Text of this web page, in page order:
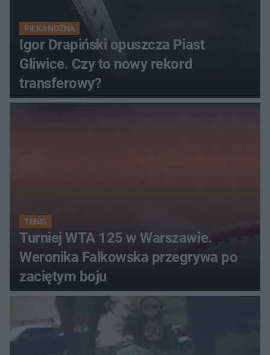
PIŁKA NOŻNA
Igor Drapiński opuszcza Piast
Gliwice. Czy to nowy rekord
transferowy?
TENIS
Turniej WTA 125 w Warszawie.
Weronika Falkowska przegrywa po
zaciętym boju